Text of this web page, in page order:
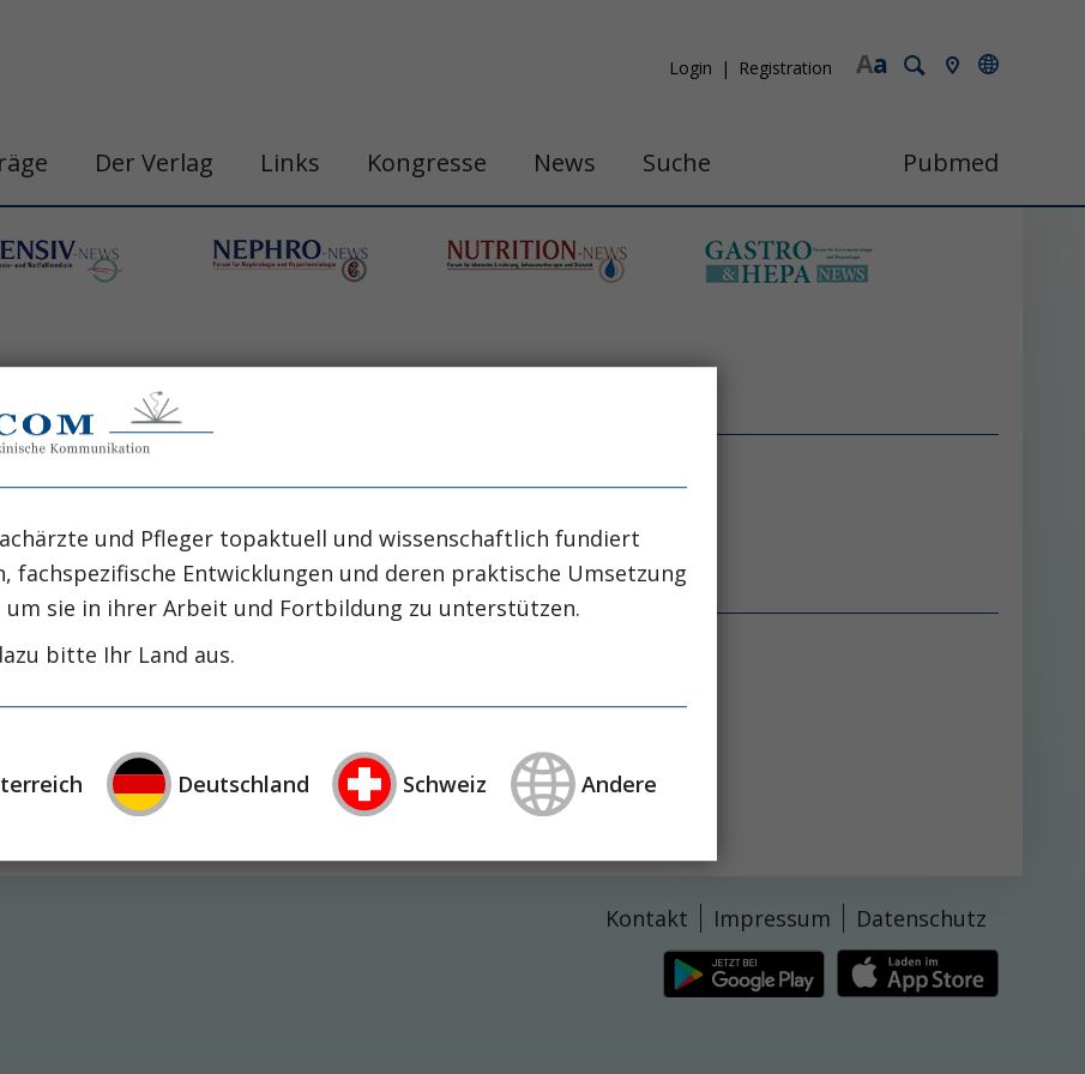
a
A
Login Registration
Der Verlag Links Kongresse News Suche Pubmed
III. Medizinische Klinik und Poliklinik - Nephrologie
der membranösen Glomerulonephritis
Kontakt Impressum Datenschutz
und Pfleger topaktuell und wissenschaftlich fundiert
fachspezifische Entwicklungen und deren praktische Umsetzung
sie in ihrer Arbeit und Fortbildung zu unterstützen.
bitte Ihr Land aus.
Deutschland Schweiz Andere